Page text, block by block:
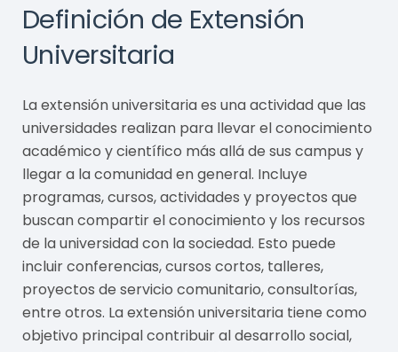
Definición de Extensión
Universitaria
La extensión universitaria es una actividad que las
universidades realizan para llevar el conocimiento
académico y científico más allá de sus campus y
llegar a la comunidad en general. Incluye
programas, cursos, actividades y proyectos que
buscan compartir el conocimiento y los recursos
de la universidad con la sociedad. Esto puede
incluir conferencias, cursos cortos, talleres,
proyectos de servicio comunitario, consultorías,
entre otros. La extensión universitaria tiene como
objetivo principal contribuir al desarrollo social,